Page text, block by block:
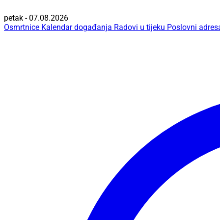
petak - 07.08.2026
Osmrtnice Kalendar događanja Radovi u tijeku Poslovni